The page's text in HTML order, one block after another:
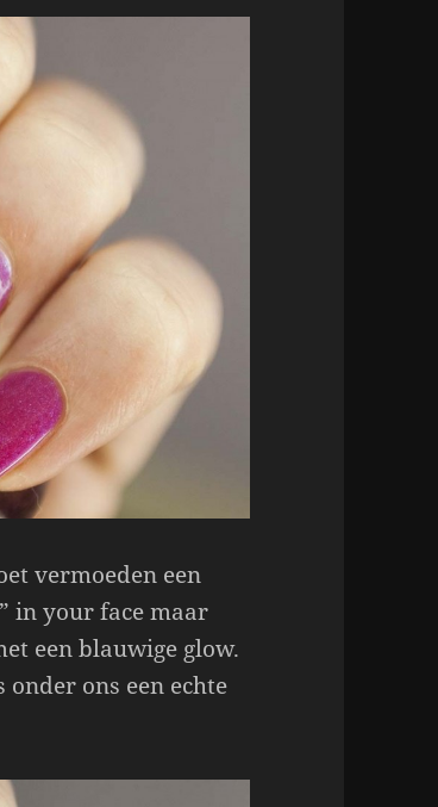
vermoeden een
in your face maar
een blauwige glow.
ons een echte